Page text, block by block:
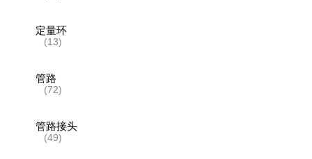
定量环
(13)
管路
(72)
管路接头
(49)